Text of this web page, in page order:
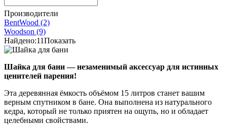
Производители
BentWood (2)
Woodson (9)
Найдено:11Показать
Шайка для бани — незаменимый аксессуар для истинных
ценителей парения!
Эта деревянная ёмкость объёмом 15 литров станет вашим
верным спутником в бане. Она выполнена из натурального
кедра, который не только приятен на ощупь, но и обладает
целебными свойствами.